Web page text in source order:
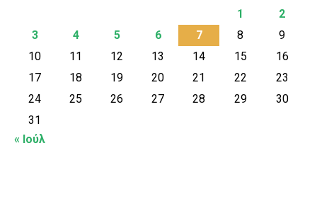
1
2
3
4 5 6 7 8
9
10
11 12 13 14 15
16
17
18 19 20 21 22
23
24
25 26 27 28 29
30
31
« Ιούλ